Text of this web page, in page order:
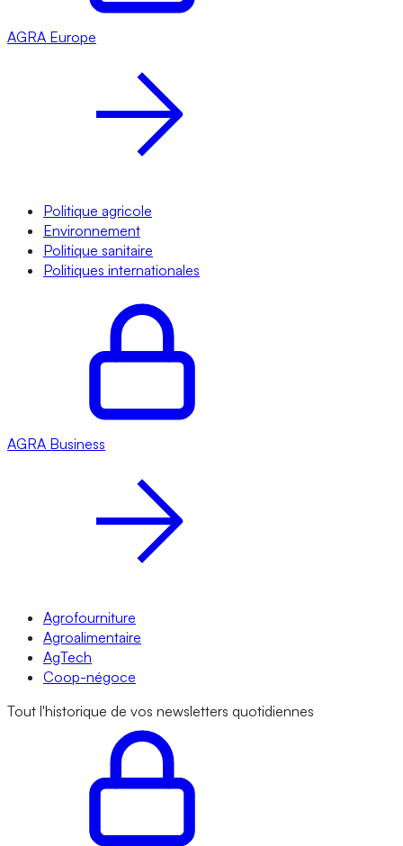
AGRA Europe
Politique agricole
Environnement
Politique sanitaire
Politiques internationales
AGRA Business
Agrofourniture
Agroalimentaire
AgTech
Coop-négoce
Tout l'historique de vos newsletters quotidiennes